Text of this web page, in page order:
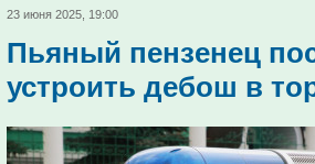
23 июня 2025, 19:00
Пьяный пензенец
устроить дебош в